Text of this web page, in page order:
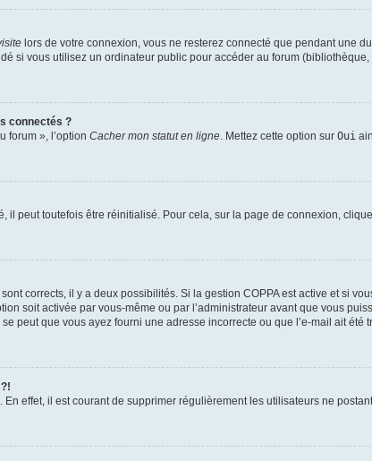
lors de votre connexion, vous ne resterez connecté que pendant une
si vous utilisez un ordinateur public pour accéder au forum
connectés ?
forum », l’option Cacher mon statut en ligne . Mettez cette option sur Oui
il peut toutefois être réinitialisé. Pour cela, sur la page de connexion,
corrects, il y a deux possibilités. Si la gestion COPPA est active et si
soit activée par vous-même ou par l’administrateur avant que vous
peut que vous ayez fourni une adresse incorrecte ou que l’e-mail ait
effet, il est courant de supprimer régulièrement les utilisateurs ne